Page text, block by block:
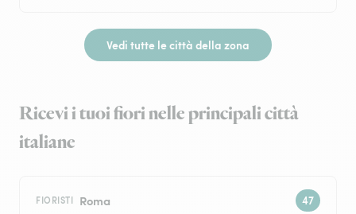
Vedi tutte le città della zona
Ricevi i tuoi fiori nelle principali città
italiane
FIORISTI Roma